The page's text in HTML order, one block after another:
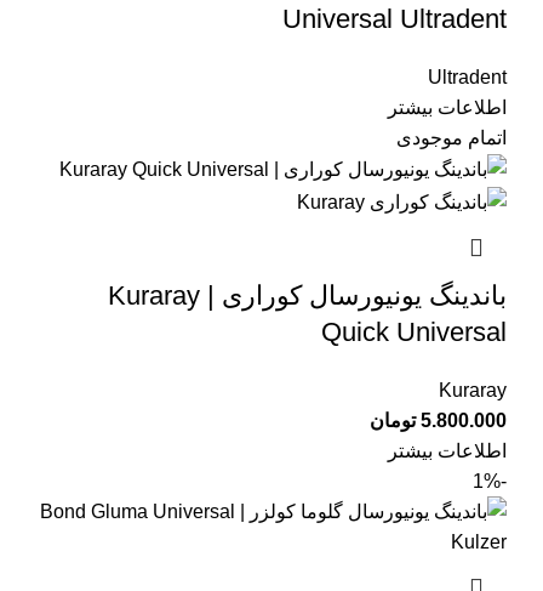
Universal Ultradent
Ultradent
اطلاعات بیشتر
اتمام موجودی
باندینگ یونیورسال کوراری | Kuraray
Quick Universal
Kuraray
تومان
اطلاعات بیشتر
-1%